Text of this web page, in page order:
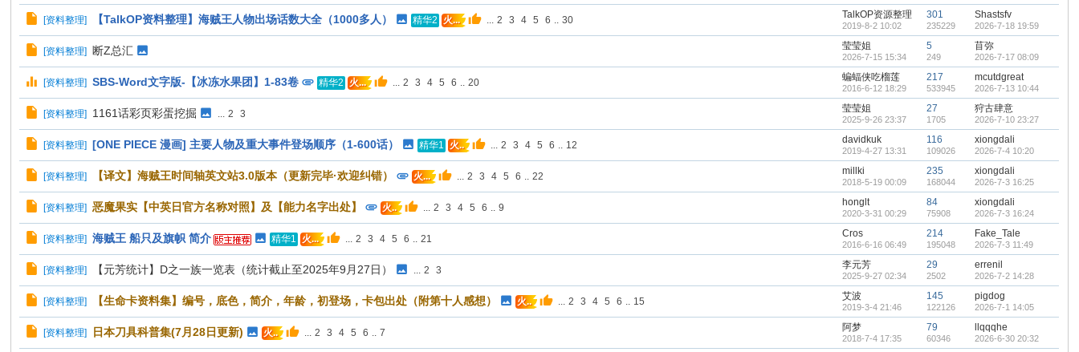
[资料整理] 【TalkOP资料整理】海贼王人物出场话数大全（1000多人） 精华2 火... ... 2 3 4 5 6 .. 30 TalkOP资源整理
2019-8-2 10:02
301
235229
Shastsfv
2026-7-18 19:59
[资料整理] 断Z总汇 莹莹姐
2026-7-15 15:34
5
249
苜弥
2026-7-17 08:09
[资料整理] SBS-Word文字版-【冰冻水果团】1-83卷 精华2 火... ... 2 3 4 5 6 .. 20 蝙蝠侠吃榴莲
2016-6-12 18:29
217
533945
mcutdgreat
2026-7-13 10:44
[资料整理] 1161话彩页彩蛋挖掘 ... 2 3 莹莹姐
2025-9-26 23:37
27
1705
狩古肆意
2026-7-10 23:27
[资料整理] [ONE PIECE 漫画] 主要人物及重大事件登场顺序（1-600话） 精华1 火.. ... 2 3 4 5 6 .. 12 davidkuk
2019-4-27 13:31
116
109026
xiongdali
2026-7-4 10:20
[资料整理] 【译文】海贼王时间轴英文站3.0版本（更新完毕·欢迎纠错） 火... ... 2 3 4 5 6 .. 22 millki
2018-5-19 00:09
235
168044
xiongdali
2026-7-3 16:25
[资料整理] 恶魔果实【中英日官方名称对照】及【能力名字出处】 火.. ... 2 3 4 5 6 .. 9 honglt
2020-3-31 00:29
84
75908
xiongdali
2026-7-3 16:24
[资料整理] 海贼王 船只及旗帜 简介 精华1 火... ... 2 3 4 5 6 .. 21 Cros
2016-6-16 06:49
214
195048
Fake_Tale
2026-7-3 11:49
[资料整理] 【元芳统计】D之一族一览表（统计截止至2025年9月27日） ... 2 3 李元芳
2025-9-27 02:34
29
2502
errenil
2026-7-2 14:28
[资料整理] 【生命卡资料集】编号，底色，简介，年龄，初登场，卡包出处（附第十人感想） 火.. ... 2 3 4 5 6 .. 15 艾波
2019-3-4 21:46
145
122126
pigdog
2026-7-1 14:05
[资料整理] 日本刀具科普集(7月28日更新) 火.. ... 2 3 4 5 6 .. 7 阿梦
2018-7-4 17:35
79
60346
llqqqhe
2026-6-30 20:32